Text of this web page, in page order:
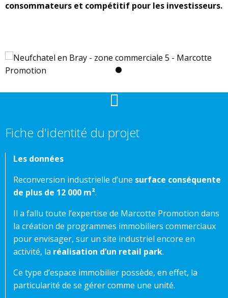
consommateurs et compétitif pour les investisseurs.
Fiche d'identité du projet
Les données
Reconversion industrielle d’une surface conséquente
de plus de 12 000 m².
Il a fallu toute l’expertise de Marcotte Promotion dans
la création de programmes immobiliers commerciaux
pour envisager, sur un site industriel encore en
activité, la réalisation d’un retail park.
Ce type d’espace immobilier possède, en effet, la
particularité de se gérer comme une unité.